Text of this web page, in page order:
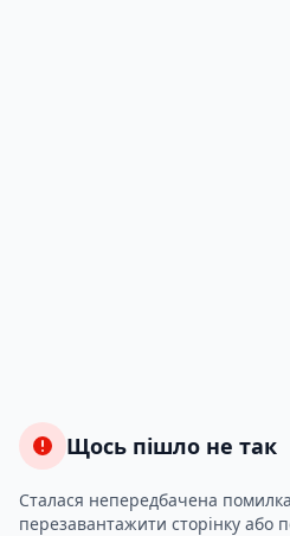
Щось пішло не так
Сталася непередбачена
перезавантажити сторінку або